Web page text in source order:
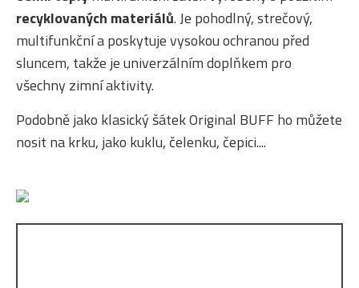
recyklovaných materiálů. Je pohodlný, strečový,
multifunkční a poskytuje vysokou ochranou před
sluncem, takže je univerzálním doplňkem pro
všechny zimní aktivity.
Podobně jako klasický šátek Original BUFF ho můžete
nosit na krku, jako kuklu, čelenku, čepici....